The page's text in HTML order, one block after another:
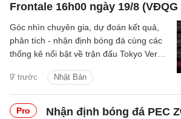
Frontale 16h00 ngày 19/8 (VĐQG
9' trước Nhật Bản
Góc nhìn chuyên gia, dự đoán kết quả,
phân tích - nhận định bóng đá cùng các
thống kê nổi bật về trận đấu Tokyo Verdy
Nhật Bản hôm nay
Pro
Nhận định bóng đá PEC